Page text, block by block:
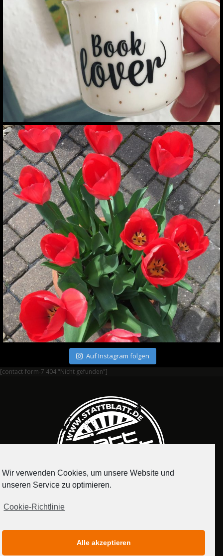
Auf Instagram folgen
[contact-form-7 404 "Nicht gefunden"]
MEDIADATEN
Wir verwenden Cookies, um unsere Website und
unseren Service zu optimieren.
Cookie-Richtlinie
Alle akzeptieren